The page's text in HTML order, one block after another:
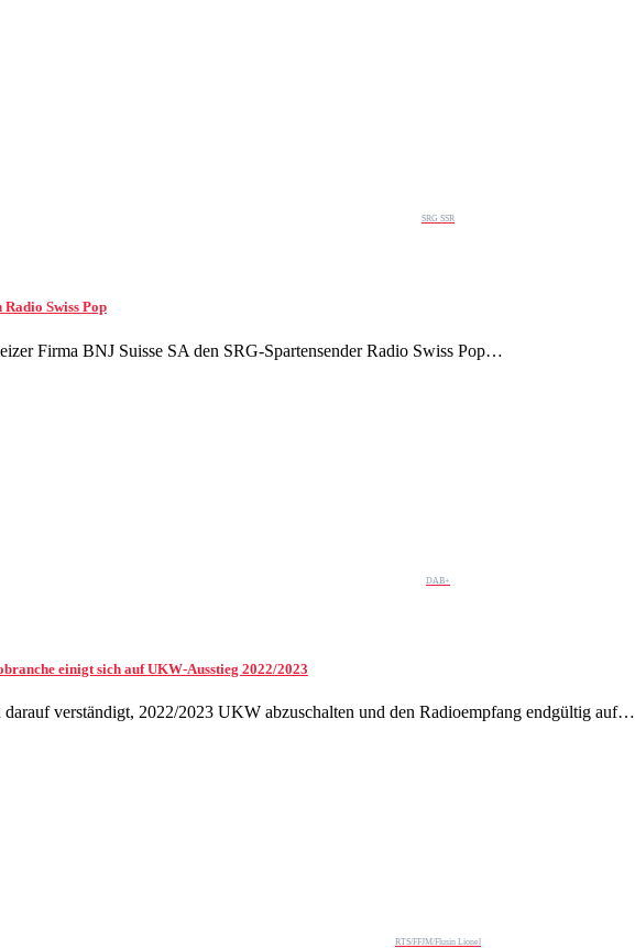
SRG SSR
Swiss Pop
Firma BNJ Suisse SA den SRG-Spartensender Radio Swiss Pop…
DAB+
einigt sich auf UKW-Ausstieg 2022/2023
verständigt, 2022/2023 UKW abzuschalten und den Radioempfang endgültig auf…
RTS/FFJM/Flusin Lionel